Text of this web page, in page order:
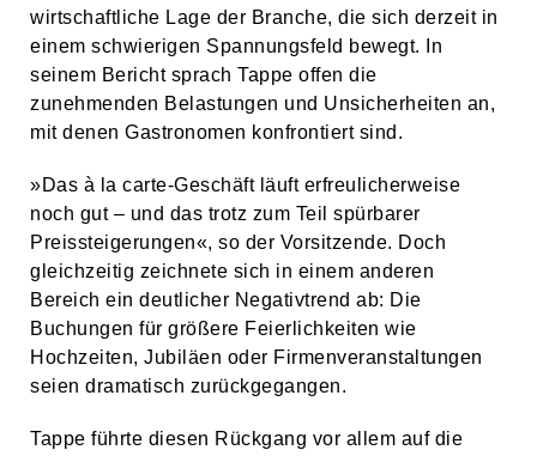
wirtschaftliche Lage der Branche, die sich derzeit in
einem schwierigen Spannungsfeld bewegt. In
seinem Bericht sprach Tappe offen die
zunehmenden Belastungen und Unsicherheiten an,
mit denen Gastronomen konfrontiert sind.
»Das à la carte-Geschäft läuft erfreulicherweise
noch gut – und das trotz zum Teil spürbarer
Preissteigerungen«, so der Vorsitzende. Doch
gleichzeitig zeichnete sich in einem anderen
Bereich ein deutlicher Negativtrend ab: Die
Buchungen für größere Feierlichkeiten wie
Hochzeiten, Jubiläen oder Firmenveranstaltungen
seien dramatisch zurückgegangen.
Tappe führte diesen Rückgang vor allem auf die